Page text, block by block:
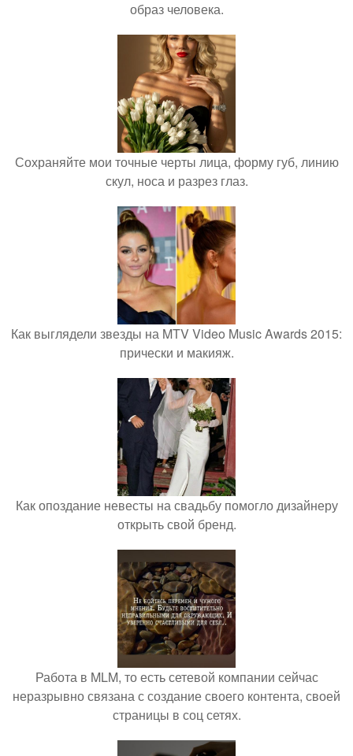
образ человека.
Сохраняйте мои точные черты лица, форму губ, линию
скул, носа и разрез глаз.
Как выглядели звезды на MTV Video Music Awards 2015:
прически и макияж.
Как опоздание невесты на свадьбу помогло дизайнеру
открыть свой бренд.
Работа в MLM, то есть сетевой компании сейчас
неразрывно связана с создание своего контента, своей
страницы в соц сетях.